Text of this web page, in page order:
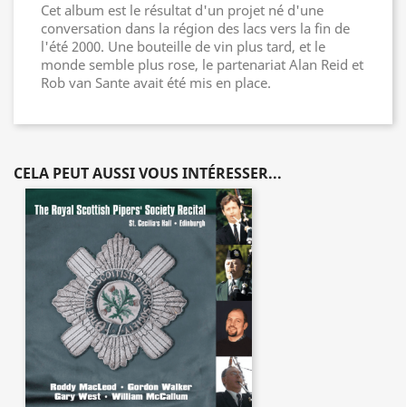
Cet album est le résultat d'un projet né d'une
conversation dans la région des lacs vers la fin de
l'été 2000. Une bouteille de vin plus tard, et le
monde semble plus rose, le partenariat Alan Reid et
Rob van Sante avait été mis en place.
CELA PEUT AUSSI VOUS INTÉRESSER...